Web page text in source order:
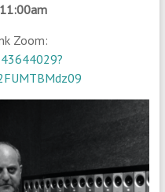
Zoom: